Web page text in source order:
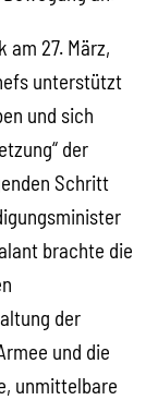
am 27. März,
unterstützt
und sich
der
Schritt
brachte die
der
und die
unmittelbare